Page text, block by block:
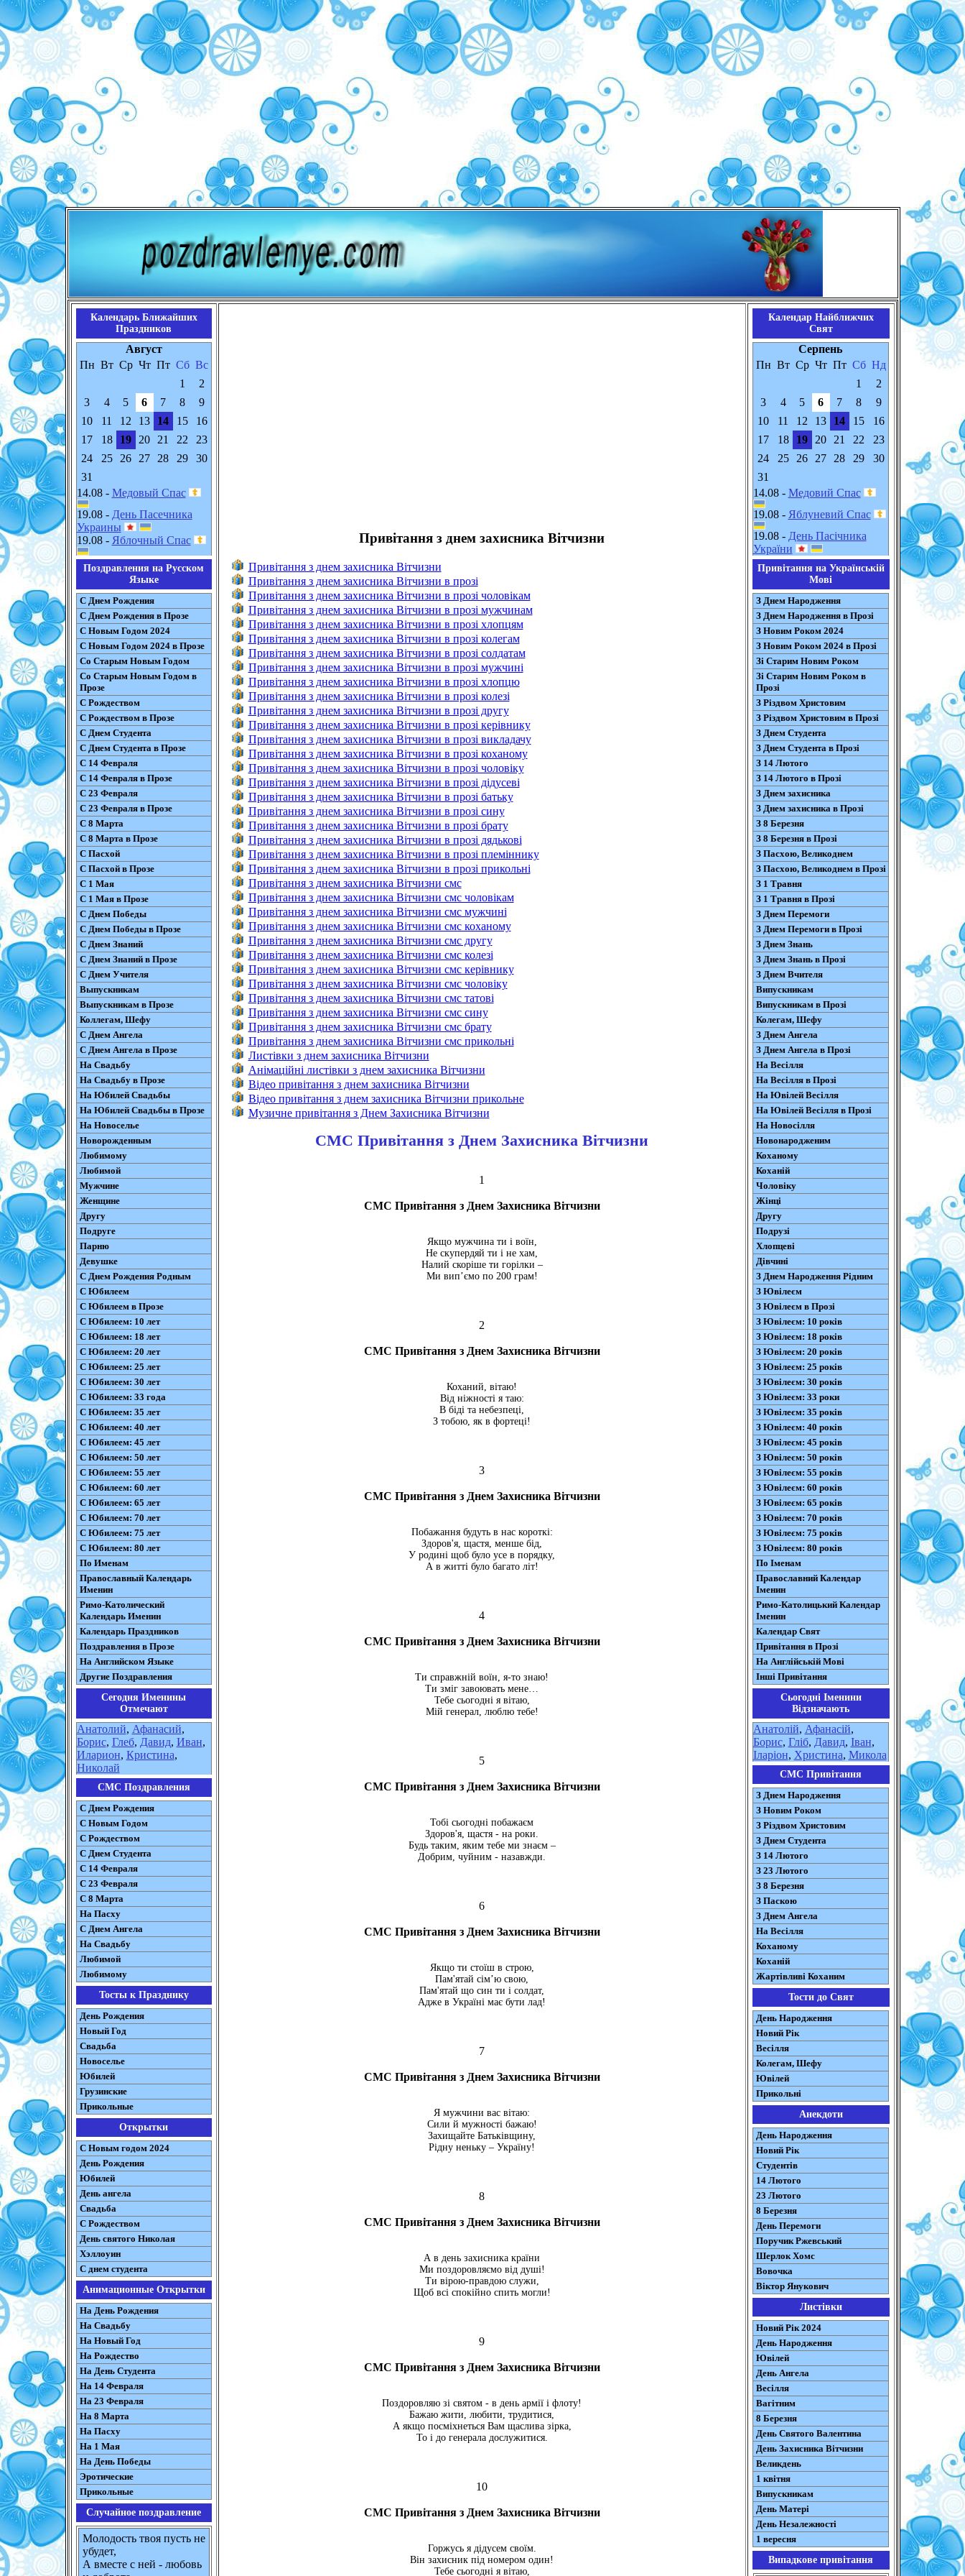
Календарь Ближайших
Праздников
Август
Пн Вт Ср Чт Пт Сб Вс
1
2
3
4 5 6 7 8
9
10
11 12 13 14 15
16
17
18 19 20 21 22
23
24
25 26 27 28 29
30
31
14.08 - Медовый Спас
19.08 - День Пасечника
Украины
19.08 - Яблочный Спас
Поздравления на Русском
Языке
С Днем Рождения
С Днем Рождения в Прозе
С Новым Годом 2024
С Новым Годом 2024 в Прозе
Со Старым Новым Годом
Со Старым Новым Годом в
Прозе
С Рождеством
С Рождеством в Прозе
С Днем Студента
С Днем Студента в Прозе
С 14 Февраля
С 14 Февраля в Прозе
С 23 Февраля
С 23 Февраля в Прозе
С 8 Марта
С 8 Марта в Прозе
С Пасхой
С Пасхой в Прозе
С 1 Мая
С 1 Мая в Прозе
С Днем Победы
С Днем Победы в Прозе
С Днем Знаний
С Днем Знаний в Прозе
С Днем Учителя
Выпускникам
Выпускникам в Прозе
Коллегам, Шефу
С Днем Ангела
С Днем Ангела в Прозе
На Свадьбу
На Свадьбу в Прозе
На Юбилей Свадьбы
На Юбилей Свадьбы в Прозе
На Новоселье
Новорожденным
Любимому
Любимой
Мужчине
Женщине
Другу
Подруге
Парню
Девушке
С Днем Рождения Родным
С Юбилеем
С Юбилеем в Прозе
С Юбилеем: 10 лет
С Юбилеем: 18 лет
С Юбилеем: 20 лет
С Юбилеем: 25 лет
С Юбилеем: 30 лет
С Юбилеем: 33 года
С Юбилеем: 35 лет
С Юбилеем: 40 лет
С Юбилеем: 45 лет
С Юбилеем: 50 лет
С Юбилеем: 55 лет
С Юбилеем: 60 лет
С Юбилеем: 65 лет
С Юбилеем: 70 лет
С Юбилеем: 75 лет
С Юбилеем: 80 лет
По Именам
Православный Календарь
Именин
Римо-Католический
Календарь Именин
Календарь Праздников
Поздравления в Прозе
На Английском Языке
Другие Поздравления
Сегодня Именины
Отмечают
Анатолий, Афанасий,
Борис, Глеб, Давид, Иван,
Иларион, Кристина,
Николай
СМС Поздравления
С Днем Рождения
С Новым Годом
С Рождеством
C Днем Студента
С 14 Февраля
С 23 Февраля
С 8 Марта
На Пасху
C Днем Ангела
На Свадьбу
Любимой
Любимому
Тосты к Празднику
День Рождения
Новый Год
Свадьба
Новоселье
Юбилей
Грузинские
Прикольные
Открытки
С Новым годом 2024
День Рождения
Юбилей
День ангела
Свадьба
С Рождеством
День святого Николая
Хэллоуин
С днем студента
Анимационные Открытки
На День Рождения
На Свадьбу
На Новый Год
На Рождество
На День Студента
На 14 Февраля
На 23 Февраля
На 8 Марта
На Пасху
На 1 Мая
На День Победы
Эротические
Прикольные
Случайное поздравление
Молодость твоя пусть не
убудет,
А вместе с ней - любовь
Привітання з днем захисника Вітчизни
Привітання з днем захисника Вітчизни
Привітання з днем захисника Вітчизни в прозі
Привітання з днем захисника Вітчизни в прозі чоловікам
Привітання з днем захисника Вітчизни в прозі мужчинам
Привітання з днем захисника Вітчизни в прозі хлопцям
Привітання з днем захисника Вітчизни в прозі колегам
Привітання з днем захисника Вітчизни в прозі солдатам
Привітання з днем захисника Вітчизни в прозі мужчині
Привітання з днем захисника Вітчизни в прозі хлопцю
Привітання з днем захисника Вітчизни в прозі колезі
Привітання з днем захисника Вітчизни в прозі другу
Привітання з днем захисника Вітчизни в прозі керівнику
Привітання з днем захисника Вітчизни в прозі викладачу
Привітання з днем захисника Вітчизни в прозі коханому
Привітання з днем захисника Вітчизни в прозі чоловіку
Привітання з днем захисника Вітчизни в прозі дідусеві
Привітання з днем захисника Вітчизни в прозі батьку
Привітання з днем захисника Вітчизни в прозі сину
Привітання з днем захисника Вітчизни в прозі брату
Привітання з днем захисника Вітчизни в прозі дядькові
Привітання з днем захисника Вітчизни в прозі племіннику
Привітання з днем захисника Вітчизни в прозі прикольні
Привітання з днем захисника Вітчизни смс
Привітання з днем захисника Вітчизни смс чоловікам
Привітання з днем захисника Вітчизни смс мужчині
Привітання з днем захисника Вітчизни смс коханому
Привітання з днем захисника Вітчизни смс другу
Привітання з днем захисника Вітчизни смс колезі
Привітання з днем захисника Вітчизни смс керівнику
Привітання з днем захисника Вітчизни смс чоловіку
Привітання з днем захисника Вітчизни смс татові
Привітання з днем захисника Вітчизни смс сину
Привітання з днем захисника Вітчизни смс брату
Привітання з днем захисника Вітчизни смс прикольні
Листівки з днем захисника Вітчизни
Анімаційні листівки з днем захисника Вітчизни
Відео привітання з днем захисника Вітчизни
Відео привітання з днем захисника Вітчизни прикольне
Музичне привітання з Днем Захисника Вітчизни
СМС Привітання з Днем Захисника Вітчизни
1
СМС Привітання з Днем Захисника Вітчизни
Якщо мужчина ти і воїн,
Не скупердяй ти і не хам,
Налий скоріше ти горілки –
Ми вип’ємо по 200 грам!
2
СМС Привітання з Днем Захисника Вітчизни
Коханий, вітаю!
Від ніжності я таю:
В біді та небезпеці,
З тобою, як в фортеці!
3
СМС Привітання з Днем Захисника Вітчизни
Побажання будуть в нас короткі:
Здоров'я, щастя, менше бід,
У родині щоб було усе в порядку,
А в житті було багато літ!
4
СМС Привітання з Днем Захисника Вітчизни
Ти справжній воїн, я-то знаю!
Ти зміг завоювать мене…
Тебе сьогодні я вітаю,
Мій генерал, люблю тебе!
5
СМС Привітання з Днем Захисника Вітчизни
Тобі сьогодні побажаєм
Здоров'я, щастя - на роки.
Будь таким, яким тебе ми знаєм –
Добрим, чуйним - назавжди.
6
СМС Привітання з Днем Захисника Вітчизни
Якщо ти стоїш в строю,
Пам'ятай сім’ю свою,
Пам'ятай що син ти і солдат,
Адже в Україні має бути лад!
7
СМС Привітання з Днем Захисника Вітчизни
Я мужчини вас вітаю:
Сили й мужності бажаю!
Захищайте Батьківщину,
Рідну неньку – Україну!
8
СМС Привітання з Днем Захисника Вітчизни
А в день захисника країни
Ми поздоровляємо від душі!
Ти вірою-правдою служи,
Щоб всі спокійно спить могли!
9
СМС Привітання з Днем Захисника Вітчизни
Поздоровляю зі святом - в день армії і флоту!
Бажаю жити, любити, трудитися,
А якщо посміхнеться Вам щаслива зірка,
То і до генерала дослужитися.
10
СМС Привітання з Днем Захисника Вітчизни
Горжусь я дідусем своїм.
Він захисник під номером один!
Тебе сьогодні я вітаю,
Календар Найближчих
Свят
Серпень
Пн Вт Ср Чт Пт Сб Нд
1
2
3
4 5 6 7 8
9
10
11 12 13 14 15
16
17
18 19 20 21 22
23
24
25 26 27 28 29
30
31
14.08 - Медовий Спас
19.08 - Яблуневий Спас
19.08 - День Пасічника
України
Привітання на Українській
Мові
З Днем Народження
З Днем Народження в Прозі
З Новим Роком 2024
З Новим Роком 2024 в Прозі
Зі Старим Новим Роком
Зі Старим Новим Роком в
Прозі
З Різдвом Христовим
З Різдвом Христовим в Прозі
З Днем Студента
З Днем Студента в Прозі
З 14 Лютого
З 14 Лютого в Прозі
З Днем захисника
З Днем захисника в Прозі
З 8 Березня
З 8 Березня в Прозі
З Пасхою, Великоднем
З Пасхою, Великоднем в Прозі
З 1 Травня
З 1 Травня в Прозі
З Днем Перемоги
З Днем Перемоги в Прозі
З Днем Знань
З Днем Знань в Прозі
З Днем Вчителя
Випускникам
Випускникам в Прозі
Колегам, Шефу
З Днем Ангела
З Днем Ангела в Прозі
На Весілля
На Весілля в Прозі
На Ювілей Весілля
На Ювілей Весілля в Прозі
На Новосілля
Новонародженим
Коханому
Коханій
Чоловіку
Жінці
Другу
Подрузі
Хлопцеві
Дівчині
З Днем Народження Рідним
З Ювілеєм
З Ювілеєм в Прозі
З Ювілеєм: 10 років
З Ювілеєм: 18 років
З Ювілеєм: 20 років
З Ювілеєм: 25 років
З Ювілеєм: 30 років
З Ювілеєм: 33 роки
З Ювілеєм: 35 років
З Ювілеєм: 40 років
З Ювілеєм: 45 років
З Ювілеєм: 50 років
З Ювілеєм: 55 років
З Ювілеєм: 60 років
З Ювілеєм: 65 років
З Ювілеєм: 70 років
З Ювілеєм: 75 років
З Ювілеєм: 80 років
По Іменам
Православний Календар
Іменин
Римо-Католицький Календар
Іменин
Календар Свят
Привітання в Прозі
На Англійській Мові
Інші Привітання
Сьогодні Іменини
Відзначають
Анатолій, Афанасій,
Борис, Гліб, Давид, Іван,
Іларіон, Христина, Микола
СМС Привітання
З Днем Народження
З Новим Роком
З Різдвом Христовим
З Днем Студента
З 14 Лютого
З 23 Лютого
З 8 Березня
З Паскою
З Днем Ангела
На Весілля
Коханому
Коханій
Жартівливі Коханим
Тости до Свят
День Народження
Новий Рік
Весілля
Колегам, Шефу
Ювілей
Прикольні
Анекдоти
День Народження
Новий Рік
Студентів
14 Лютого
23 Лютого
8 Березня
День Перемоги
Поручик Ржевський
Шерлок Хомс
Вовочка
Віктор Янукович
Листівки
Новий Рік 2024
День Народження
Ювілей
День Ангела
Весілля
Вагітним
8 Березня
День Святого Валентина
День Захисника Вітчизни
Великдень
1 квітня
Випускникам
День Матері
День Незалежності
1 вересня
Випадкове привітання